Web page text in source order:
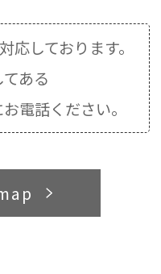
応しております。
ある
電話ください。